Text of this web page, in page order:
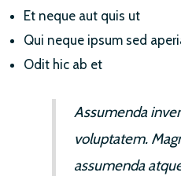
Et neque aut quis ut
Qui neque ipsum sed
Odit hic ab et
Assumenda
voluptatem.
assumenda